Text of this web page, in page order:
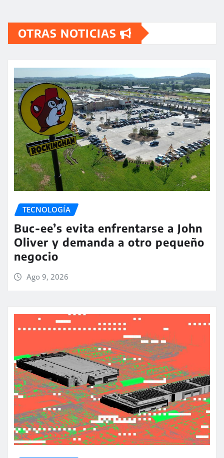
OTRAS NOTICIAS
TECNOLOGÍA
Buc-ee’s evita enfrentarse a John
Oliver y demanda a otro pequeño
negocio
Ago 9, 2026